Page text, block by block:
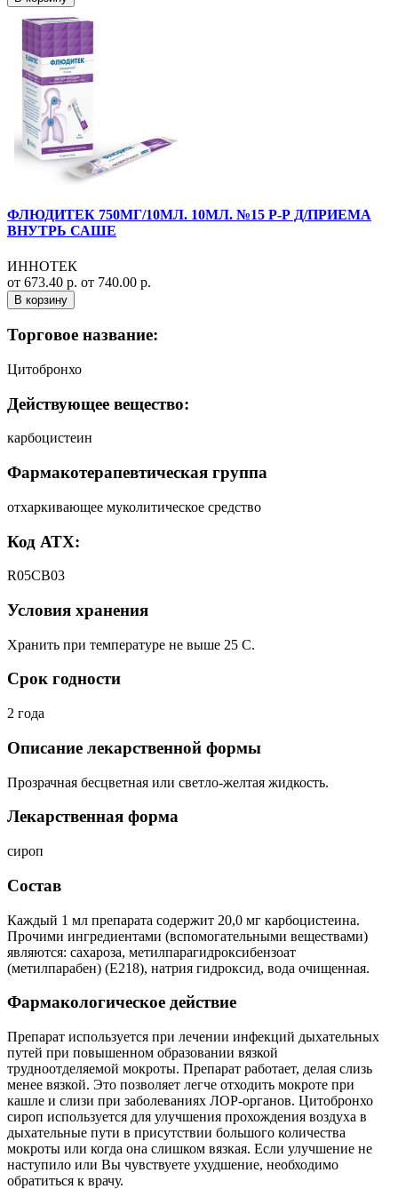
ФЛЮДИТЕК 750МГ/10МЛ. 10МЛ. №15 Р-Р Д/ПРИЕМА
ВНУТРЬ САШЕ
ИННОТЕК
от 673.40 р. от 740.00 р.
В корзину
Торговое название:
Цитобронхо
Действующее вещество:
карбоцистеин
Фармакотерапевтическая группа
отхаркивающее муколитическое средство
Код АТХ:
R05CB03
Условия хранения
Хранить при температуре не выше 25 С.
Срок годности
2 года
Описание лекарственной формы
Прозрачная бесцветная или светло-желтая жидкость.
Лекарственная форма
сироп
Состав
Каждый 1 мл препарата содержит 20,0 мг карбоцистеина.
Прочими ингредиентами (вспомогательными веществами)
являются: сахароза, метилпарагидроксибензоат
(метилпарабен) (Е218), натрия гидроксид, вода очищенная.
Фармакологическое действие
Препарат используется при лечении инфекций дыхательных
путей при повышенном образовании вязкой
трудноотделяемой мокроты. Препарат работает, делая слизь
менее вязкой. Это позволяет легче отходить мокроте при
кашле и слизи при заболеваниях ЛОР-органов. Цитобронхо
сироп используется для улучшения прохождения воздуха в
дыхательные пути в присутствии большого количества
мокроты или когда она слишком вязкая. Если улучшение не
наступило или Вы чувствуете ухудшение, необходимо
обратиться к врачу.